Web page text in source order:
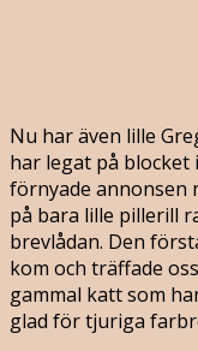
Nu har även lille
har legat på blocket
förnyade annonsen
på bara lille pillerill
brevlådan. Den
kom och träffade
gammal katt som
glad för tjuriga